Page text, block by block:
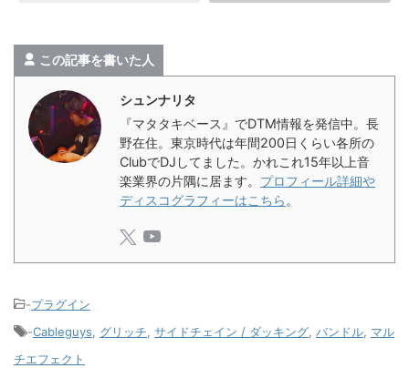
この記事を書いた人
シュンナリタ
『マタタキベース』でDTM情報を発信中。長
野在住。東京時代は年間200日くらい各所の
ClubでDJしてました。かれこれ15年以上音
楽業界の片隅に居ます。 プロフィール詳細や
ディスコグラフィーはこちら 。
-プラグイン
-Cableguys グリッチ サイドチェイン / ダッキング バンドル マル
チエフェクト